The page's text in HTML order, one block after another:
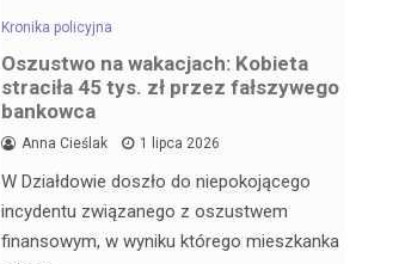
Kronika policyjna
Oszustwo na wakacjach: Kobieta
straciła 45 tys. zł przez fałszywego
bankowca
Anna Cieślak 1 lipca 2026
W Działdowie doszło do niepokojącego
incydentu związanego z oszustwem
finansowym, w wyniku którego mieszkanka